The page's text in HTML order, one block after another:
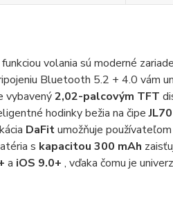
volania sú moderné
Bluetooth 5.2 + 4.0 vám
vybavený2,02-palcovým TFT
hodinky bežia na čipe
DaFitumožňuje
s kapacitou 300 mAh
a iOS 9.0+ , vďaka čomu je